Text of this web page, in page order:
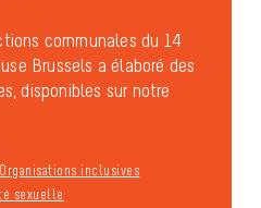
communales du 14
Brussels a élaboré des
disponibles sur notre
Organisations inclusives
sexuelle